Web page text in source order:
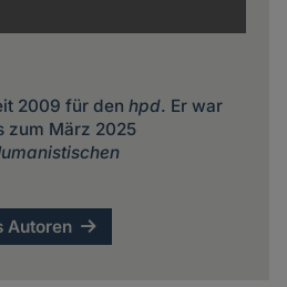
2009 für den hpd. Er war
zum März 2025
Autoren